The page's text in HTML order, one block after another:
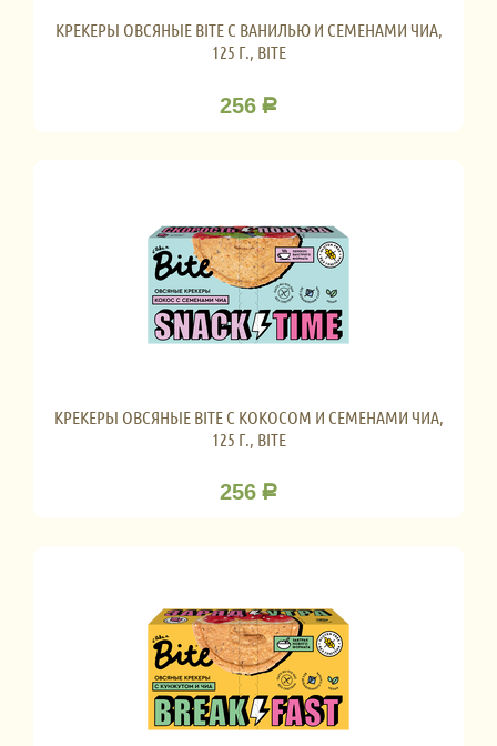
КРЕКЕРЫ ОВСЯНЫЕ BITE С ВАНИЛЬЮ И СЕМЕНАМИ ЧИА,
125 Г., BITE
256 Р
КРЕКЕРЫ ОВСЯНЫЕ BITE С КОКОСОМ И СЕМЕНАМИ ЧИА,
125 Г., BITE
256 Р